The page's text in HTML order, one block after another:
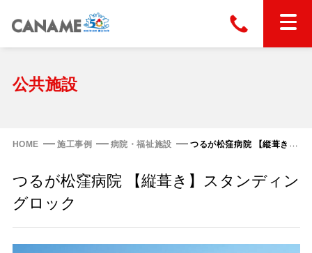
ホーム
縦葺き屋根
スタンディングロック
横葺き屋根
金属瓦
屋根の改修
公共施設
HOME 施工事例 病院・福祉施設 つるが松窪病院 【縦葺き】スタンディングロック
つるが松窪病院 【縦葺き】スタンディン
グロック